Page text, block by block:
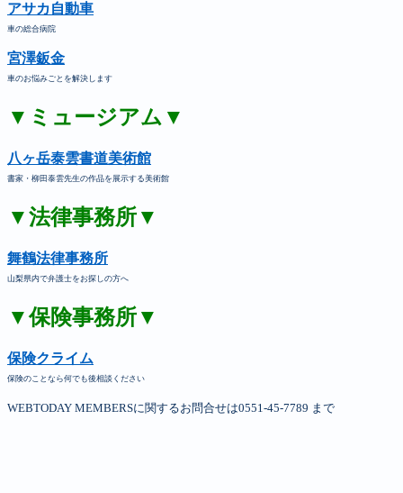
アサカ自動車
車の総合病院
宮澤鈑金
車のお悩みごとを解決します
▼ミュージアム▼
八ヶ岳泰雲書道美術館
書家・柳田泰雲先生の作品を展示する美術館
▼法律事務所▼
舞鶴法律事務所
山梨県内で弁護士をお探しの方へ
▼保険事務所▼
保険クライム
保険のことなら何でも後相談ください
WEBTODAY MEMBERSに関するお問合せは0551-45-7789 まで